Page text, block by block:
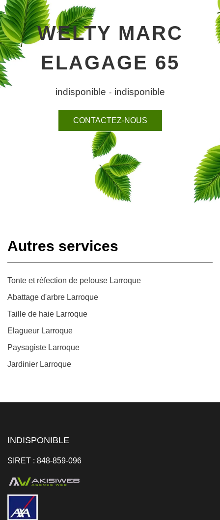
WELTY MARC
ELAGAGE 65
indisponible - indisponible
CONTACTEZ-NOUS
Autres services
Tonte et réfection de pelouse Larroque
Abattage d'arbre Larroque
Taille de haie Larroque
Elagueur Larroque
Paysagiste Larroque
Jardinier Larroque
INDISPONIBLE
SIRET : 848-859-096